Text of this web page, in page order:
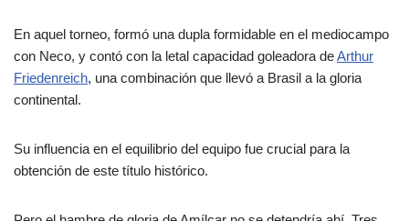
En aquel torneo, formó una dupla formidable en el mediocampo
con Neco, y contó con la letal capacidad goleadora deArthur
Friedenreich, una combinación que llevó a Brasil a la gloria
continental.
Su influencia en el equilibrio del equipo fue crucial para la
obtención de este título histórico.